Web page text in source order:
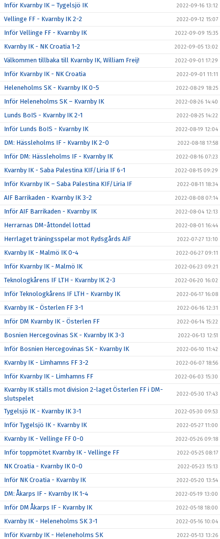
Inför Kvarnby IK – Tygelsjö IK 2022-09-16 13:12
Vellinge FF - Kvarnby IK 2-2 2022-09-12 15:07
Inför Vellinge FF - Kvarnby IK 2022-09-09 15:35
Kvarnby IK - NK Croatia 1-2 2022-09-05 13:02
Välkommen tillbaka till Kvarnby IK, William Freij! 2022-09-01 17:29
Inför Kvarnby IK - NK Croatia 2022-09-01 11:11
Heleneholms SK - Kvarnby IK 0-5 2022-08-29 18:25
Inför Heleneholms SK – Kvarnby IK 2022-08-26 14:40
Lunds BoIS - Kvarnby IK 2-1 2022-08-25 14:22
Inför Lunds BoIS - Kvarnby IK 2022-08-19 12:04
DM: Hässleholms IF - Kvarnby IK 2-0 2022-08-18 17:58
Inför DM: Hässleholms IF - Kvarnby IK 2022-08-16 07:23
Kvarnby IK - Saba Palestina KIF/Liria IF 6-1 2022-08-15 09:29
Inför Kvarnby IK – Saba Palestina KIF/Liria IF 2022-08-11 18:34
AIF Barrikaden - Kvarnby IK 3-2 2022-08-08 07:14
Inför AIF Barrikaden - Kvarnby IK 2022-08-04 12:13
Herrarnas DM-åttondel lottad 2022-08-01 16:44
Herrlaget träningsspelar mot Rydsgårds AIF 2022-07-27 13:10
Kvarnby IK - Malmö IK 0-4 2022-06-27 09:11
Inför Kvarnby IK - Malmö IK 2022-06-23 09:21
Teknologkårens IF LTH - Kvarnby IK 2-3 2022-06-20 16:02
Inför Teknologkårens IF LTH - Kvarnby IK 2022-06-17 16:08
Kvarnby IK - Österlen FF 3-1 2022-06-16 12:31
Inför DM Kvarnby IK - Österlen FF 2022-06-14 15:22
Bosnien Hercegovinas SK - Kvarnby IK 3-3 2022-06-13 12:51
Inför Bosnien Hercegovinas SK - Kvarnby IK 2022-06-10 11:42
Kvarnby IK - Limhamns FF 3-2 2022-06-07 18:56
Inför Kvarnby IK - Limhamns FF 2022-06-03 15:30
Kvarnby IK ställs mot division 2-laget Österlen FF i DM-
slutspelet
2022-05-30 17:43
Tygelsjö IK - Kvarnby IK 3-1 2022-05-30 09:53
Inför Tygelsjö IK - Kvarnby IK 2022-05-27 11:00
Kvarnby IK - Vellinge FF 0-0 2022-05-26 09:18
Inför toppmötet Kvarnby IK - Vellinge FF 2022-05-25 08:17
NK Croatia - Kvarnby IK 0-0 2022-05-23 15:13
Inför NK Croatia - Kvarnby IK 2022-05-20 13:54
DM: Åkarps IF - Kvarnby IK 1-4 2022-05-19 13:00
Inför DM Åkarps IF - Kvarnby IK 2022-05-18 18:00
Kvarnby IK - Heleneholms SK 3-1 2022-05-16 10:04
Inför Kvarnby IK - Heleneholms SK 2022-05-13 13:26